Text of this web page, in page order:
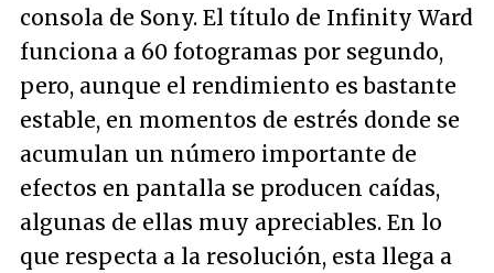
consola de Sony. El título de Infinity Ward
funciona a 60 fotogramas por segundo,
pero, aunque el rendimiento es bastante
estable, en momentos de estrés donde se
acumulan un número importante de
efectos en pantalla se producen caídas,
algunas de ellas muy apreciables. En lo
que respecta a la resolución, esta llega a